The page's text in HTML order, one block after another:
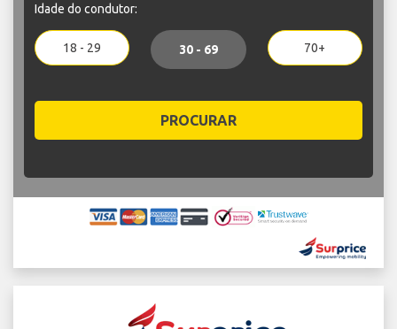
Idade do condutor:
18 - 29 30 - 69 70+
PROCURAR